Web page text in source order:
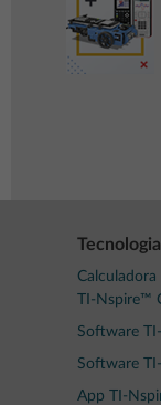
Calculadora
TI-Nspire™
Software
Software
App TI-